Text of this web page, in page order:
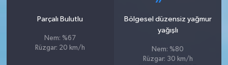
Parçalı Bulutlu
Nem: %67
Rüzgar: 20 km/h
Bölgesel düzensiz yağmur
yağışlı
Nem: %80
Rüzgar: 30 km/h